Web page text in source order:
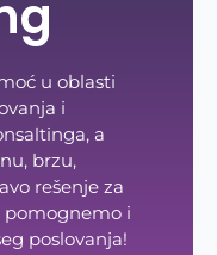
u oblasti
i
a
brzu,
rešenje za
pomognemo i
poslovanja!